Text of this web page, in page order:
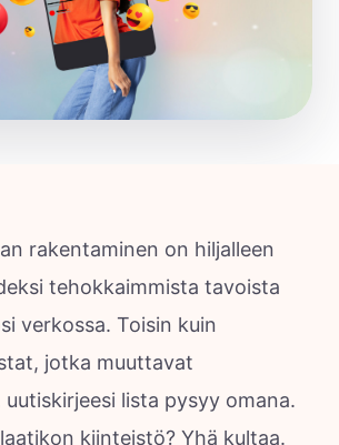
rakentaminen on hiljalleen
tehokkaimmista tavoista
verkossa. Toisin kuin
jotka muuttavat
lista pysyy omana.
kiinteistö? Yhä kultaa.